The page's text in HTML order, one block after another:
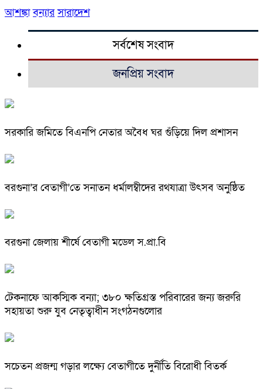
আশঙ্কা বন্যার সারাদেশ
সর্বশেষ সংবাদ
জনপ্রিয় সংবাদ
সরকারি জমিতে বিএনপি নেতার অবৈধ ঘর গুঁড়িয়ে দিল প্রশাসন
বরগুনা’র বেতাগী’তে সনাতন ধর্মালম্বীদের রথযাত্রা উৎসব অনুষ্ঠিত
বরগুনা জেলায় শীর্ষে বেতাগী মডেল স.প্রা.বি
টেকনাফে আকস্মিক বন্যা; ৩৮০ ক্ষতিগ্রস্ত পরিবারের জন্য জরুরি
সহায়তা শুরু যুব নেতৃত্বাধীন সংগঠনগুলোর
সচেতন প্রজন্ম গড়ার লক্ষ্যে বেতাগীতে দুর্নীতি বিরোধী বিতর্ক